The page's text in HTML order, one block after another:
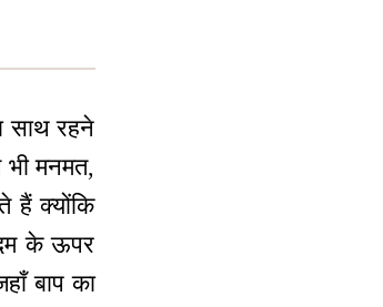
साथ रहने
मनमत,
हैं क्योंकि
के ऊपर
बाप का